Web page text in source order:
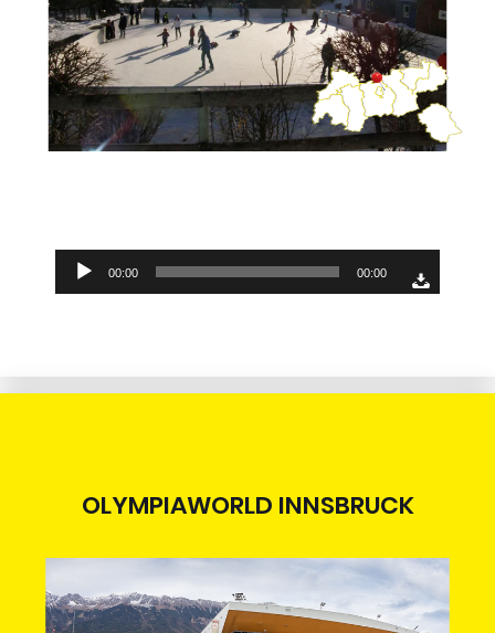
Audio-
Player
00:00 00:00
OLYMPIAWORLD INNSBRUCK